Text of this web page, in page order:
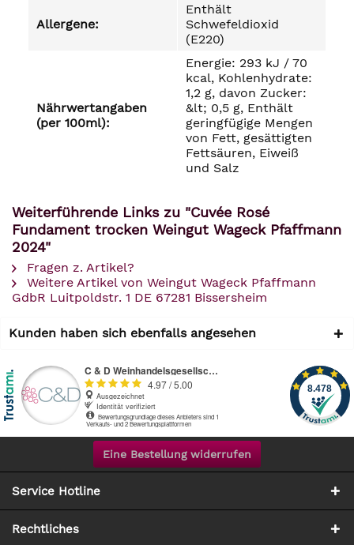
Allergene:
Enthält
Schwefeldioxid
(E220)
Nährwertangaben
(per 100ml):
Energie: 293 kJ / 70
kcal, Kohlenhydrate:
1,2 g, davon Zucker:
&lt; 0,5 g, Enthält
geringfügige Mengen
von Fett, gesättigten
Fettsäuren, Eiweiß
und Salz
Weiterführende Links zu "Cuvée Rosé
Fundament trocken Weingut Wageck Pfaffmann
2024"
Fragen z. Artikel?
Weitere Artikel von Weingut Wageck Pfaffmann
GdbR Luitpoldstr. 1 DE 67281 Bissersheim
Kunden haben sich ebenfalls angesehen
Eine Bestellung widerrufen
Service Hotline
Rechtliches